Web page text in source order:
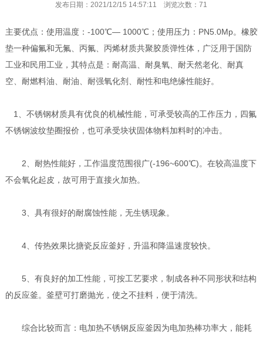
发布日期：2021/12/15 14:57:11 浏览次数：71
主要优点：使用温度：-100℃— 1000℃；使用压力：PN5.0Mp。橡胶
垫一种偏氟和无氟、丙氟、丙烯材质共聚胶质弹性体，广泛用于国防
工业和民用工业，其特点是：耐高温、耐臭氧、耐天然老化、耐真
空、耐燃料油、耐油、耐强氧化剂、耐性和电绝缘性能好。
1、不锈钢材质具有优良的机械性能，可承受较高的工作压力，四氟
不锈钢波纹垫圈报价，也可承受块状固体物料加料时的冲击。
2、耐热性能好，工作温度范围很广(-196~600℃)。在较高温度下
不会氧化起皮，故可用于直接火加热。
3、具有很好的耐腐蚀性能，无生锈现象。
4、传热效果比搪瓷反应釜好，升温和降温速度较快。
5、有良好的加工性能，可按工艺要求，制成各种不同形状和结构
的反应釜。釜壁可打磨抛光，使之不挂料，便于清洗。
综合比较而言：电加热不锈钢反应釜因为电加热棒功率大，能耗